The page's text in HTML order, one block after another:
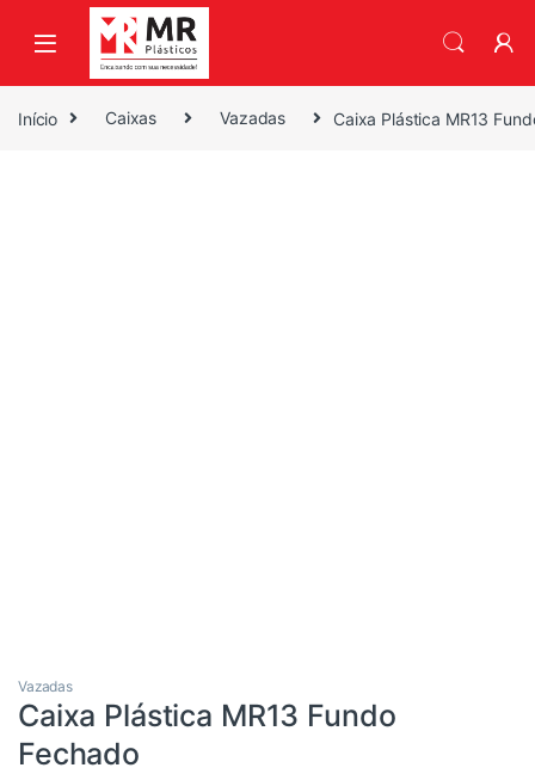
Skip to navigation
Skip to content
Início Caixas Vazadas Caixa Plástica MR13
Vazadas
Caixa Plástica MR13 Fundo
Fechado